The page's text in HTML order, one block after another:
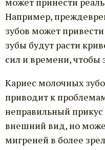
Например,
зубов может
зубы будут расти
сил и времени, чтобы
Кариес молочных
приводит к
неправильный прикус
внешний вид, но
мигреней в более